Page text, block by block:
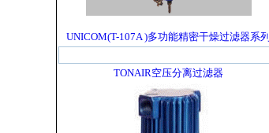
UNICOM(T-107A )多功能精密干燥过滤器系列
TONAIR空压分离过滤器